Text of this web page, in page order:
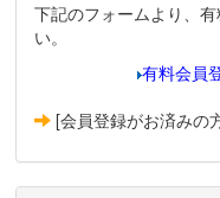
下記のフォームより、
い。
有料会員
[会員登録がお済みの